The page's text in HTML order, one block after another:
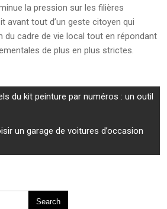
la pression sur les filières
avant tout d’un geste citoyen qui
du cadre de vie local tout en répondant
de plus en plus strictes.
du kit peinture par numéros : un outil
un garage de voitures d’occasion